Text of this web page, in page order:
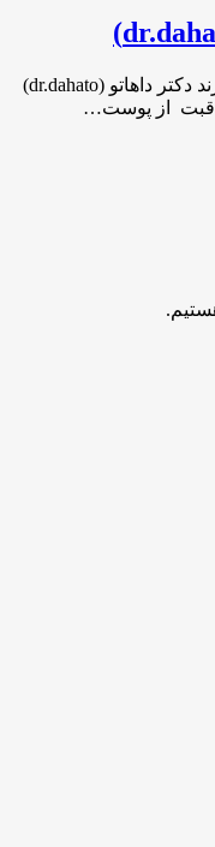
دوستان عزیزم در این وبلاگ به معرفی برند دکتر داهاتو (dr.dahato)
از پوست…